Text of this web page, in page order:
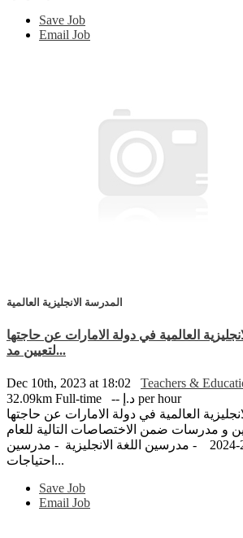
Save Job
Email Job
المدرسة الانجليزية العالمية
العالمية في دولة الامارات عن حاجتها
لتعيين مد...
Dec 10th, 2023 at 18:02 Teachers &
32.09km Full-time
-- د.إ per hour
العالمية في دولة الامارات عن حاجتها
و مدرسات ضمن الاختصاصات التالية للعام
الدراسي 2023-2024 - مدرسين اللغة الانجليزية - مدرسين
احتياجات...
Save Job
Email Job